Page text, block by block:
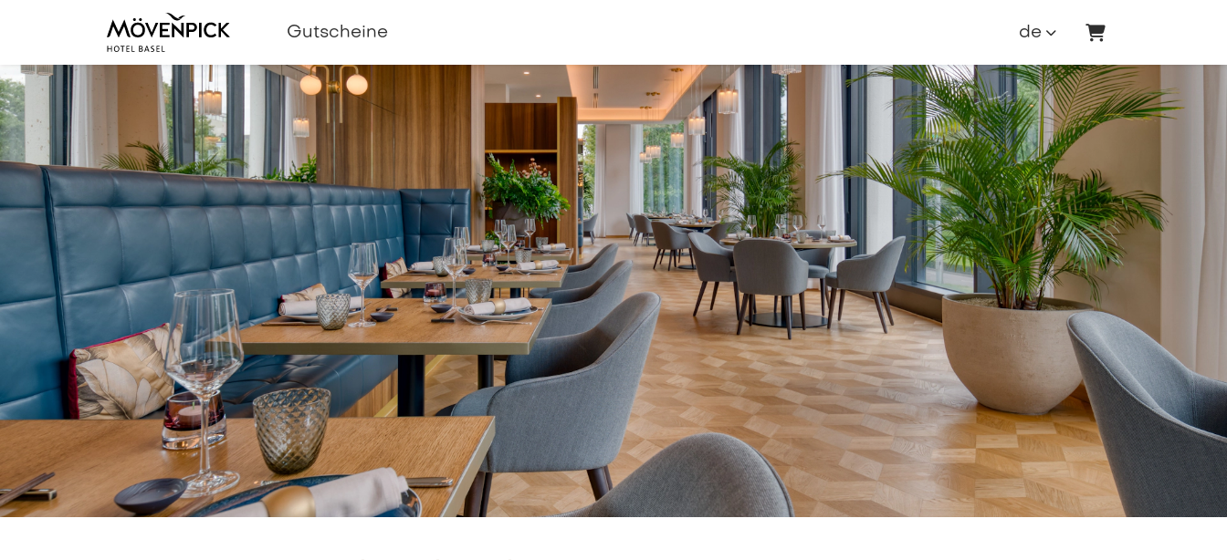
Gutscheine de
Warenkorb